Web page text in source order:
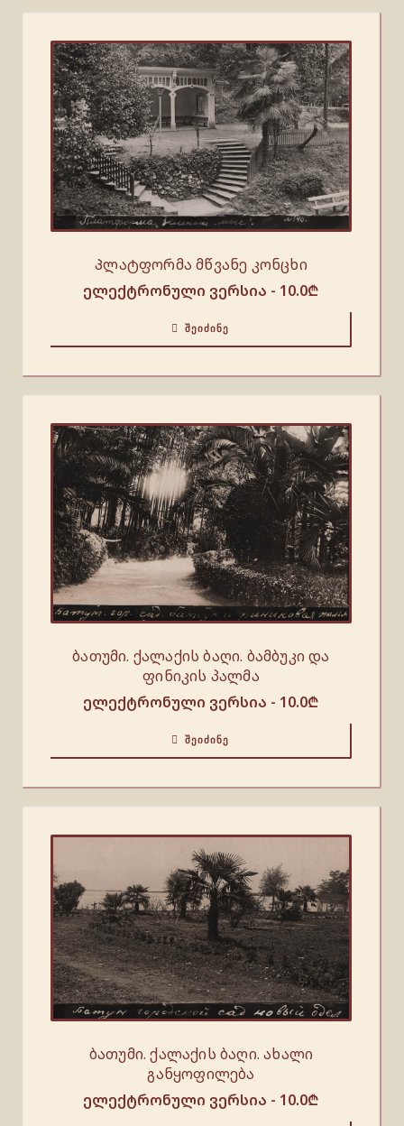
Პლატფორმა მწვანე კონცხი
ელექტრონული ვერსია - 10.0₾
ᲨᲔᲘᲫᲘᲜᲔ
ბათუმი. ქალაქის ბაღი. ბამბუკი და
ფინიკის პალმა
ელექტრონული ვერსია - 10.0₾
ᲨᲔᲘᲫᲘᲜᲔ
ბათუმი. ქალაქის ბაღი. ახალი
განყოფილება
ელექტრონული ვერსია - 10.0₾